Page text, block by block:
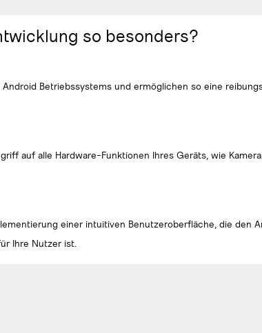
so besonders?
Betriebssystems und ermöglichen so eine
auf alle Hardware-Funktionen Ihres Geräts, wie
einer intuitiven Benutzeroberfläche, die den
Ihre Nutzer ist.